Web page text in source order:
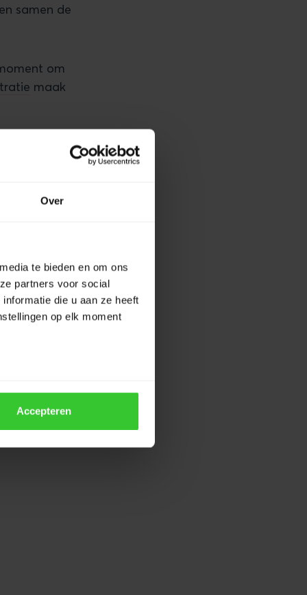
Over
te bieden en om ons
partners voor social
die u aan ze heeft
op elk moment
Accepteren
samen de
om
maak
door je
en
periode
21 dagen
de